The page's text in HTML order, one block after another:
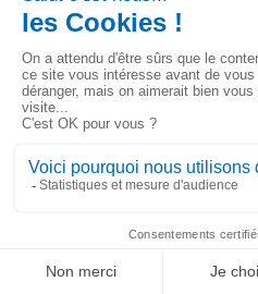
Solution de gestion ultra-
Journée utilisateur du 04 novembre 2022
22/11/2022
Journée utilisateur du 04
Lire la suite